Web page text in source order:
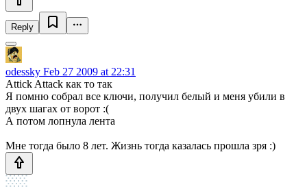
Reply
odessky Feb 27 2009 at 22:31
Attick Attack как то так
Я помню собрал все ключи, получил белый и меня убили в
двух шагах от ворот :(
А потом лопнула лента
Мне тогда было 8 лет. Жизнь тогда казалась прошла зря :)